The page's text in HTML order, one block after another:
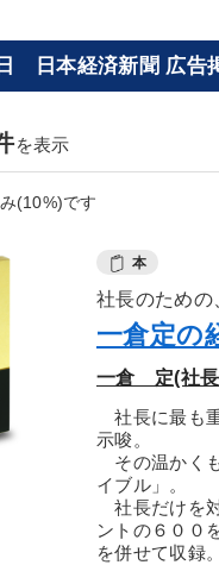
日本経済新聞 広告
を表示
(10%)です
本
社長のための
一倉定の
一倉 定(社長
社長に最も
示唆。
その温かく
イブル」。
社長だけを
ントの６００
を併せて収録。